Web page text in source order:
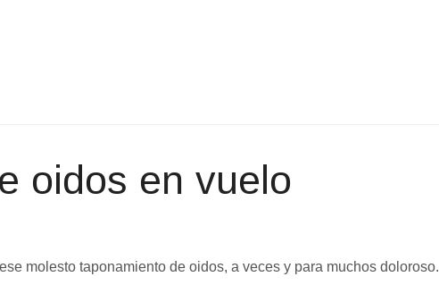
oidos en vuelo
molesto taponamiento de oidos, a veces y para muchos doloroso.